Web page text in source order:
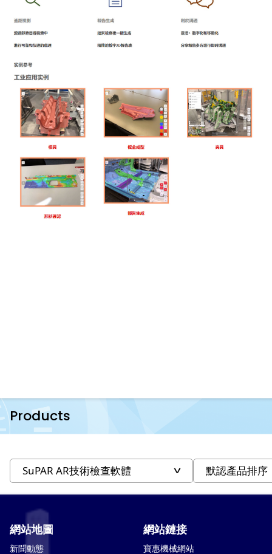
Products
網站地圖
新聞動態
網站鏈接
寶惠機械網站